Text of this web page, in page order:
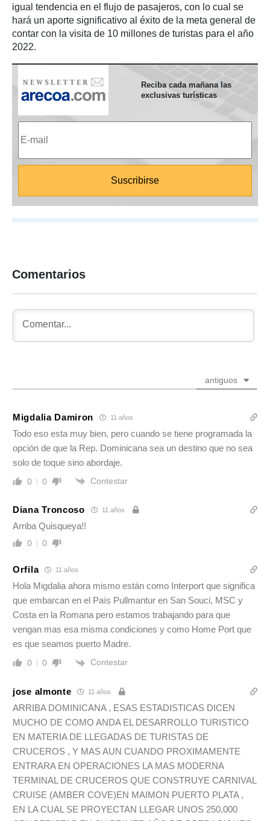
igual tendencia en el flujo de pasajeros, con lo cual se
hará un aporte significativo al éxito de la meta general de
contar con la visita de 10 millones de turistas para el año
2022.
Reciba cada mañana las
exclusivas turísticas
Comentarios
antiguos
Migdalia Damiron 11 años
Todo eso esta muy bien, pero cuando se tiene programada la
opción de que la Rep. Dominicana sea un destino que no sea
solo de toque sino abordaje.
0 0 Contestar
Diana Troncoso 11 años
Arriba Quisqueya!!
0 0
Orfila 11 años
Hola Migdalia ahora mismo están como Interport que significa
que embarcan en el País Pullmantur en San Souci, MSC y
Costa en la Romana pero estamos trabajando para que
vengan mas esa misma condiciones y como Home Port que
es que seamos puerto Madre.
0 0 Contestar
jose almonte 11 años
ARRIBA DOMINICANA , ESAS ESTADISTICAS DICEN
MUCHO DE COMO ANDA EL DESARROLLO TURISTICO
EN MATERIA DE LLEGADAS DE TURISTAS DE
CRUCEROS , Y MAS AUN CUANDO PROXIMAMENTE
ENTRARA EN OPERACIONES LA MAS MODERNA
TERMINAL DE CRUCEROS QUE CONSTRUYE CARNIVAL
CRUISE (AMBER COVE)EN MAIMON PUERTO PLATA ,
EN LA CUAL SE PROYECTAN LLEGAR UNOS 250,000